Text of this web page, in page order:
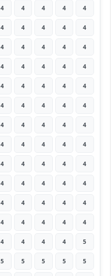
4 4 4 4 4
4 4 4 4 4
4 4 4 4 4
4 4 4 4 4
4 4 4 4 4
4 4 4 4 4
4 4 4 4 4
4 4 4 4 4
4 4 4 4 4
4 4 4 4 4
4 4 4 4 4
4 4 4 4 4
4 4 4 4 5
5 5 5 5 5